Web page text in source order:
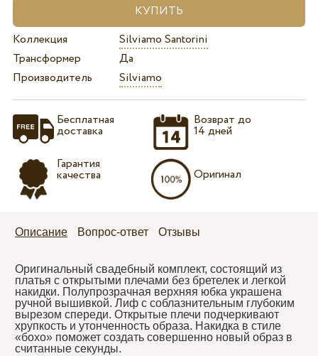
Коллекция
Silviamo Santorini
Трансформер
Да
Производитель
Silviamo
Бесплатная
доставка
Гарантия
качества
Возврат до
14 дней
Оригинал
Описание Вопрос-ответ Отзывы
Оригинальный свадебный комплект, состоящий из
платья с открытыми плечами без бретелек и легкой
накидки. Полупрозрачная верхняя юбка украшена
ручной вышивкой. Лиф с соблазнительным глубоким
вырезом спереди. Открытые плечи подчеркивают
хрупкость и утонченность образа. Накидка в стиле
«бохо» поможет создать совершенно новый образ в
считанные секунды.